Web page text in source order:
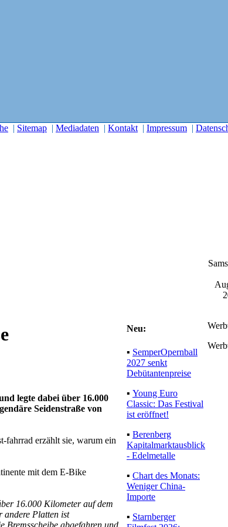
| Sitemap | Mediadaten | Kontakt | Impressum |
legte dabei über 16.000
Seidenstraße von
fahrrad erzählt sie, warum ein
mit dem E‑Bike
16.000 Kilometer auf dem
andere Platten ist
Bremsscheibe abgefahren und
Neu:
▪ SemperOpernball
2027 senkt
Debütantenpreise
▪ Young Euro
Classic: Das Festival
ist eröffnet!
▪ Berenberg
Kapitalmarktausblick
- Edelmetalle
▪ Chart des Monats:
Weniger China-
Importe
▪ Starnberger